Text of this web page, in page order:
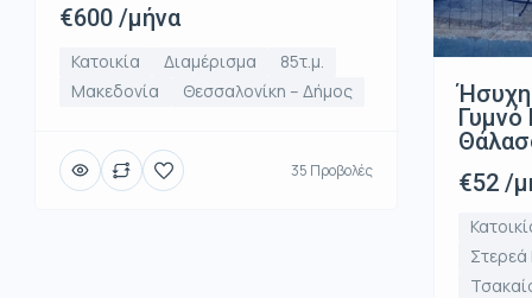
€600 /μήνα
Κατοικία Διαμέρισμα
85τ.μ.
Μακεδονία
Θεσσαλονίκη – Δήμος
35 Προβολές
Γυμνό
€52 /